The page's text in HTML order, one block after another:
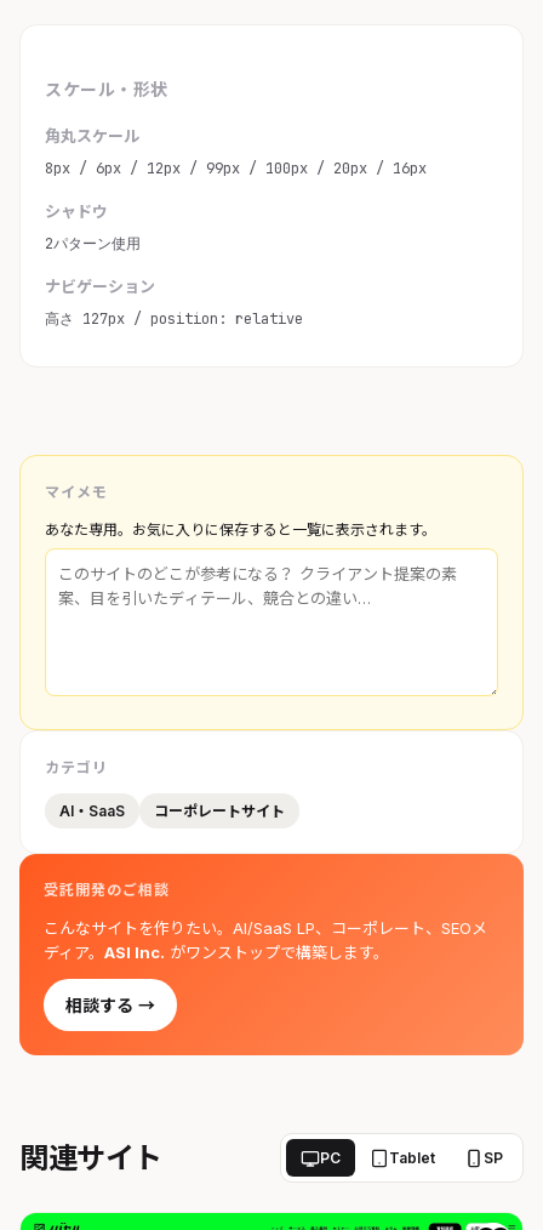
スケール・形状
角丸スケール
8px / 6px / 12px / 99px / 100px / 20px / 16px
シャドウ
2パターン使用
ナビゲーション
高さ 127px / position: relative
マイメモ
あなた専用。お気に入りに保存すると一覧に表示されます。
カテゴリ
AI・SaaS コーポレートサイト
受託開発のご相談
こんなサイトを作りたい。AI/SaaS LP、コーポレート、SEOメ
ディア。 ASI Inc. がワンストップで構築します。
相談する →
関連サイト PC Tablet SP